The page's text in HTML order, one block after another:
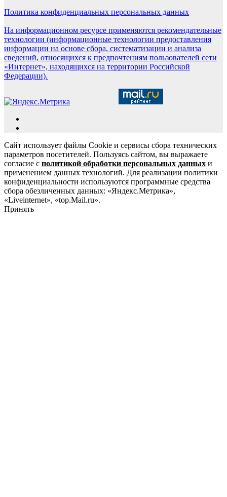
Политика конфиденциальных персональных данных
На информационном ресурсе применяются рекомендательные
технологии (информационные технологии предоставления
информации на основе сбора, систематизации и анализа
сведений, относящихся к предпочтениям пользователей сети
«Интернет», находящихся на территории Российской
Федерации).
Сайт использует файлы Cookie и сервисы сбора технических
параметров посетителей. Пользуясь сайтом, вы выражаете
согласие с политикой обработки персональных данных и
применением данных технологий. Для реализации политики
конфиденциальности используются программные средства
сбора обезличенных данных: «Яндекс.Метрика»,
«Liveinternet», «top.Mail.ru».
Принять